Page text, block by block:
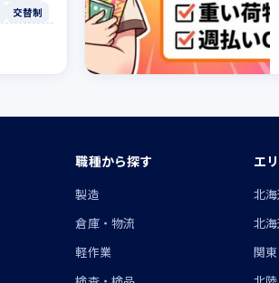
交替制
職種から探す
製造
倉庫・物流
軽作業
エ
北
北
関東